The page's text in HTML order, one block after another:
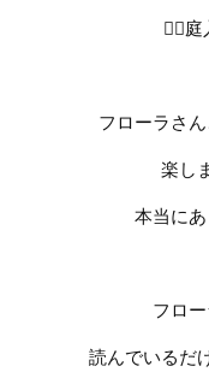
🧚‍♀️庭
フローラさ
楽し
本当に
フロ
読んでいるだ